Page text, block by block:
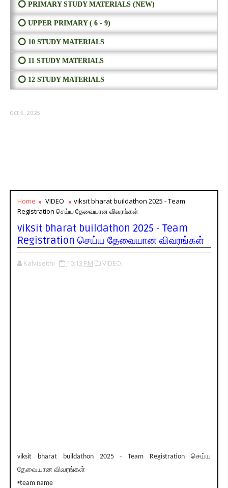
⭕ PRIMARY STUDY MATERIALS (NEW)
⭕ UPPER PRIMARY ( 6 - 9)
⭕ 10 STUDY MATERIALS
⭕ 11 STUDY MATERIALS
⭕ 12 STUDY MATERIALS
Oct 5, 2025
Home VIDEO
viksit bharat buildathon 2025 - Team
Registration செய்ய தேவையான விவரங்கள்
viksit bharat buildathon 2025 - Team
Registration செய்ய தேவையான விவரங்கள்
Kalviseithi 10:13 PM VIDEO,
viksit bharat buildathon 2025 - Team Registration செய்ய
தேவையான விவரங்கள்
▪️team name